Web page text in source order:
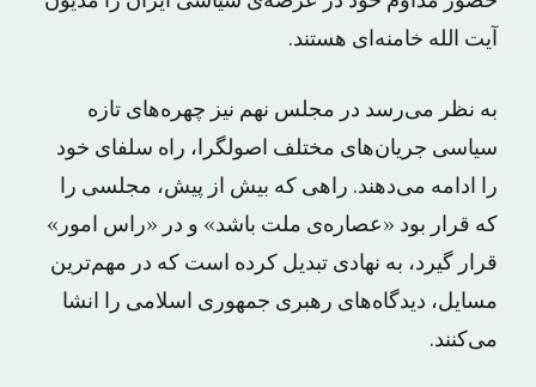
آیت الله خامنه‌ای هستند.
به نظر می‌رسد در مجلس نهم نیز چهره‌های تازه
سیاسی جریان‌های مختلف اصولگرا، راه سلفای خود
را ادامه می‌دهند. راهی که بیش از پیش، مجلسی را
که قرار بود «عصاره‌ی ملت باشد» و در «راس امور»
قرار گیرد، به نهادی تبدیل کرده است که در مهم‌ترین
مسایل، دیدگاه‌های رهبری جمهوری اسلامی را انشا
می‌کنند.